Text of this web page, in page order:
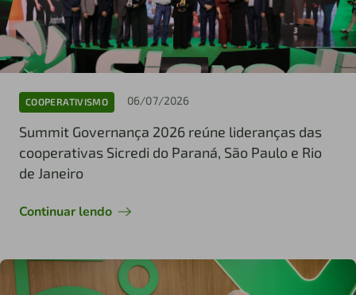
COOPERATIVISMO 06/07/2026
Summit Governança 2026 reúne lideranças das
cooperativas Sicredi do Paraná, São Paulo e Rio
de Janeiro
Continuar lendo